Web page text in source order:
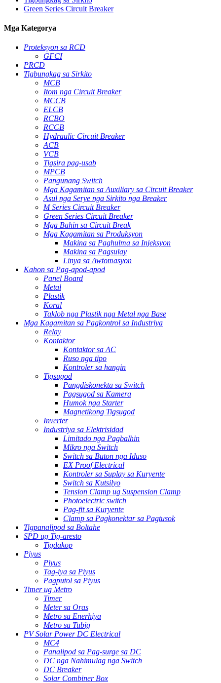
Green Series Circuit Breaker
Mga Kategorya
Proteksyon sa RCD
GFCI
PRCD
Tigbungkag sa Sirkito
MCB
Itom nga Circuit Breaker
MCCB
ELCB
RCBO
RCCB
Hydraulic Circuit Breaker
ACB
VCB
Tigsira pag-usab
MPCB
Pangunang Switch
Mga Kagamitan sa Auxiliary sa Circuit Breaker
Asul nga Serye nga Sirkito nga Breaker
M Series Circuit Breaker
Green Series Circuit Breaker
Mga Bahin sa Circuit Break
Mga Kagamitan sa Produksyon
Makina sa Paghulma sa Injeksyon
Makina sa Pagsulay
Linya sa Awtomasyon
Kahon sa Pag-apod-apod
Panel Board
Metal
Plastik
Koral
Taklob nga Plastik nga Metal nga Base
Mga Kagamitan sa Pagkontrol sa Industriya
Relay
Kontaktor
Kontaktor sa AC
Ruso nga tipo
Kontroler sa hangin
Tigsugod
Pangdiskonekta sa Switch
Pagsugod sa Kamera
Humok nga Starter
Magnetikong Tigsugod
Inverter
Industriya sa Elektrisidad
Limitado nga Pagbalhin
Mikro nga Switch
Switch sa Buton nga Iduso
EX Proof Electrical
Kontroler sa Suplay sa Kuryente
Switch sa Kutsilyo
Tension Clamp ug Suspension Clamp
Photoelectric switch
Pag-fit sa Kuryente
Clamp sa Pagkonektar sa Pagtusok
Tigpanalipod sa Boltahe
SPD ug Tig-aresto
Tigdakop
Piyus
Piyus
Tag-iya sa Piyus
Pagputol sa Piyus
Timer ug Metro
Timer
Meter sa Oras
Metro sa Enerhiya
Metro sa Tubig
PV Solar Power DC Electrical
MC4
Panalipod sa Pag-surge sa DC
DC nga Nahimulag nga Switch
DC Breaker
Solar Combiner Box